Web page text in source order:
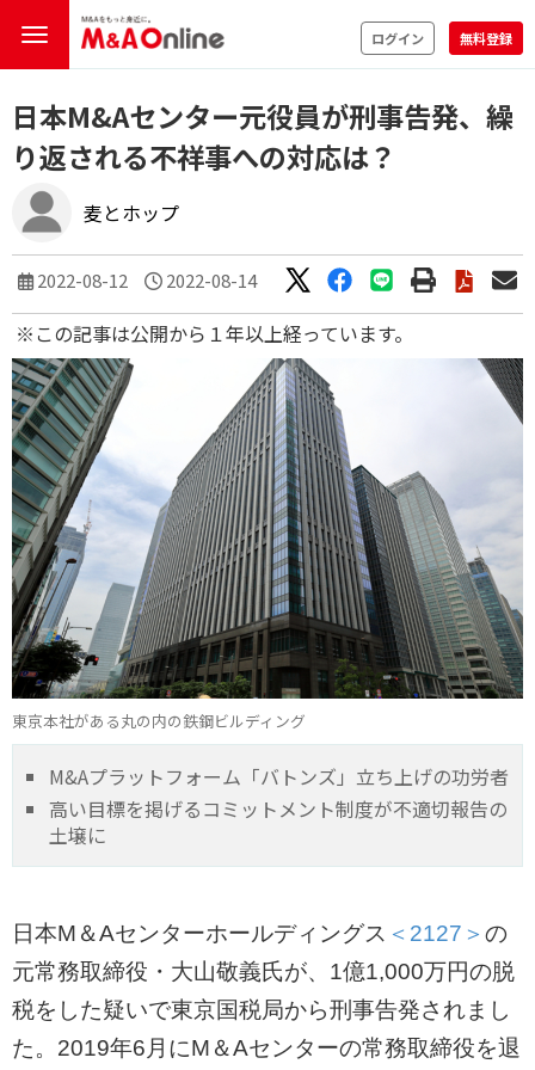
ログイン 無料登録
日本M&Aセンター元役員が刑事告発、繰
り返される不祥事への対応は？
麦とホップ
2022-08-12 2022-08-14
※この記事は公開から１年以上経っています。
東京本社がある丸の内の鉄鋼ビルディング
M&Aプラットフォーム「バトンズ」立ち上げの功労者
高い目標を掲げるコミットメント制度が不適切報告の
土壌に
日本M＆Aセンターホールディングス ＜2127＞ の
元常務取締役・大山敬義氏が、1億1,000万円の脱
税をした疑いで東京国税局から刑事告発されまし
た。2019年6月にM＆Aセンターの常務取締役を退